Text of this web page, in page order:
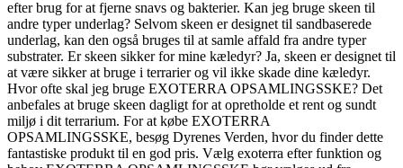
efter brug for at fjerne snavs og bakterier. Kan jeg bruge skeen til
andre typer underlag? Selvom skeen er designet til sandbaserede
underlag, kan den også bruges til at samle affald fra andre typer
substrater. Er skeen sikker for mine kæledyr? Ja, skeen er designet til
at være sikker at bruge i terrarier og vil ikke skade dine kæledyr.
Hvor ofte skal jeg bruge EXOTERRA OPSAMLINGSSKE? Det
anbefales at bruge skeen dagligt for at opretholde et rent og sundt
miljø i dit terrarium. For at købe EXOTERRA
OPSAMLINGSSKE, besøg Dyrenes Verden, hvor du finder dette
fantastiske produkt til en god pris. Vælg exoterra efter funktion og